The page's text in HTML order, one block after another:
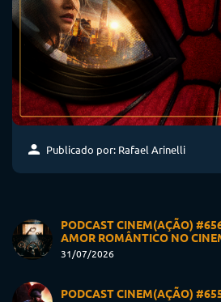
Publicado por: Rafael Arinelli
PODCAST CINEM(AÇÃO)
AMOR ROMÂNTICO NO
31/07/2026
PODCAST CINEM(AÇÃO)